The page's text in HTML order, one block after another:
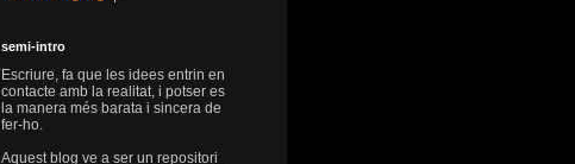
semi-intro
Escriure, fa que les idees entrin en
contacte amb la realitat, i potser es
la manera més barata i sincera de
fer-ho.
Aquest blog ve a ser un repositori